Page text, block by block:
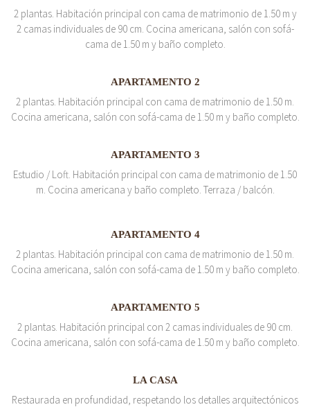
2 plantas. Habitación principal con cama de matrimonio de 1.50 m y
2 camas individuales de 90 cm. Cocina americana, salón con sofá-
cama de 1.50 m y baño completo.
APARTAMENTO 2
2 plantas. Habitación principal con cama de matrimonio de 1.50 m.
Cocina americana, salón con sofá-cama de 1.50 m y baño completo.
APARTAMENTO 3
Estudio / Loft. Habitación principal con cama de matrimonio de 1.50
m. Cocina americana y baño completo. Terraza / balcón.
APARTAMENTO 4
2 plantas. Habitación principal con cama de matrimonio de 1.50 m.
Cocina americana, salón con sofá-cama de 1.50 m y baño completo.
APARTAMENTO 5
2 plantas. Habitación principal con 2 camas individuales de 90 cm.
Cocina americana, salón con sofá-cama de 1.50 m y baño completo.
LA CASA
Restaurada en profundidad, respetando los detalles arquitectónicos